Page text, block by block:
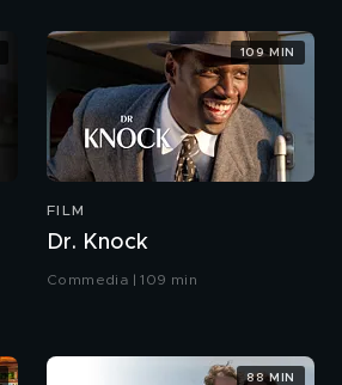
FILM
Dr. Knock
Commedia | 109 min
109 MIN
88 MIN